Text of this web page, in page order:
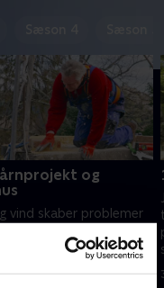
og
vind skaber problemer
og Anna og
bygger et træhus i